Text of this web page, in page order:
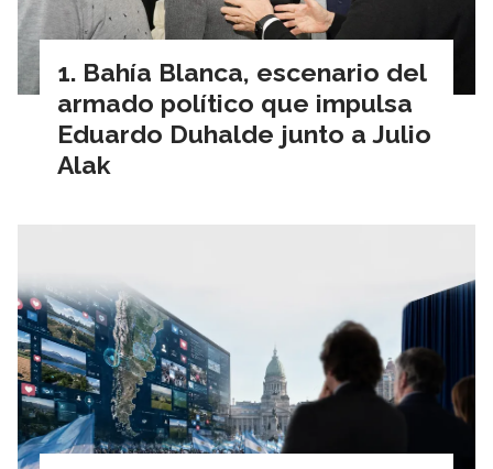
Bahía Blanca, escenario del
armado político que impulsa
Eduardo Duhalde junto a Julio
Alak